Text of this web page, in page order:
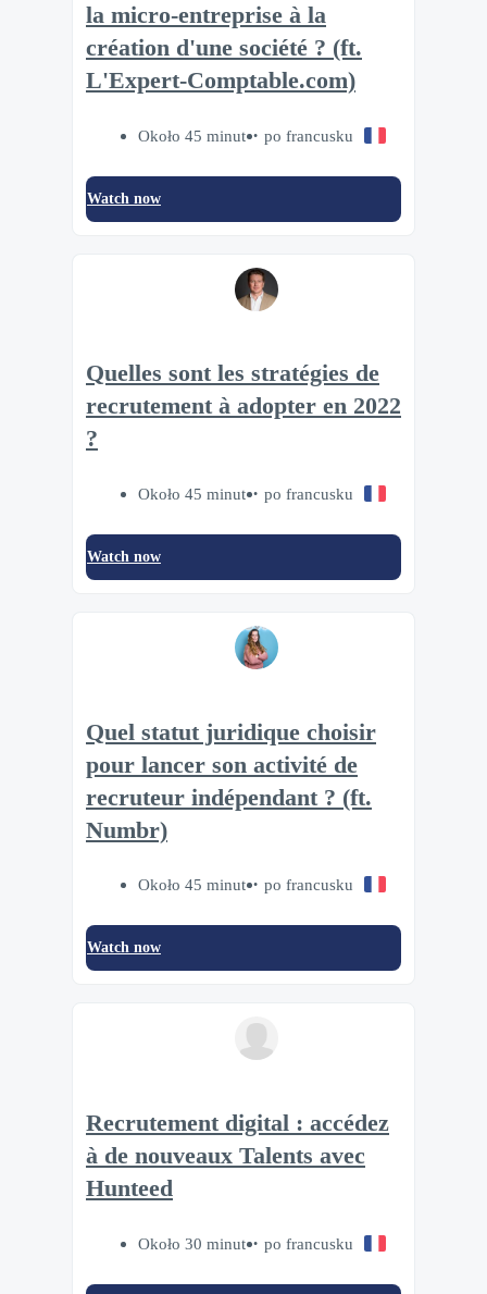
la micro-entreprise à la
création d'une société ? (ft.
L'Expert-Comptable.com)
Około 45 minut po francusku
Watch now
Quelles sont les stratégies de
recrutement à adopter en 2022
?
Około 45 minut po francusku
Watch now
Quel statut juridique choisir
pour lancer son activité de
recruteur indépendant ? (ft.
Numbr)
Około 45 minut po francusku
Watch now
Recrutement digital : accédez
à de nouveaux Talents avec
Hunteed
Około 30 minut po francusku